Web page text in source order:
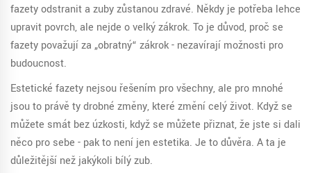
fazety odstranit a zuby zůstanou zdravé. Někdy je potřeba lehce
upravit povrch, ale nejde o velký zákrok. To je důvod, proč se
fazety považují za „obratný“ zákrok - nezavírají možnosti pro
budoucnost.
Estetické fazety nejsou řešením pro všechny, ale pro mnohé
jsou to právě ty drobné změny, které změní celý život. Když se
můžete smát bez úzkosti, když se můžete přiznat, že jste si dali
něco pro sebe - pak to není jen estetika. Je to důvěra. A ta je
důležitější než jakýkoli bílý zub.